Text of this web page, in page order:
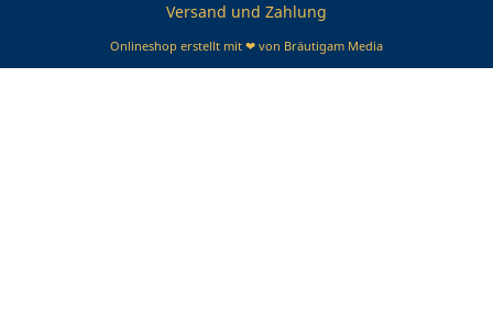
Versand und Zahlung
Onlineshop erstellt mit ❤ von Bräutigam Media